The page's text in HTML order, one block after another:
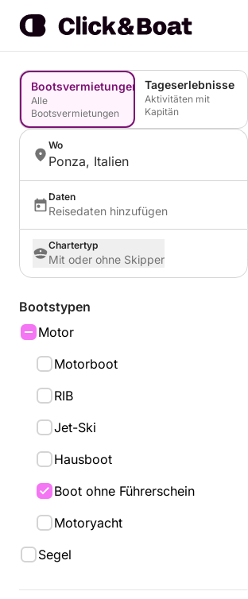
Bootsvermietungen
Alle
Bootsvermietungen
Tageserlebnisse
Aktivitäten mit
Kapitän
Wo
Ponza, Italien
Daten
Reisedaten hinzufügen
Chartertyp
Mit oder ohne Skipper
Bootstypen
Motor
Motorboot
RIB
Jet-Ski
Hausboot
Boot ohne Führerschein
Motoryacht
Segel